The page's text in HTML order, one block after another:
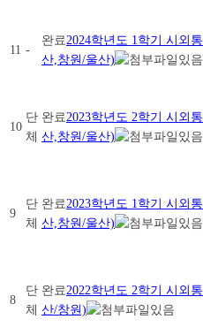
11 -
완료 2024학년도 1학기 시외
산,창원/울산)
10
단
체
완료 2023학년도 2학기 시외
산,창원/울산)
9
단
체
완료 2023학년도 1학기 시외
산,창원/울산)
8
단
체
완료 2022학년도 2학기 시외
산/창원)